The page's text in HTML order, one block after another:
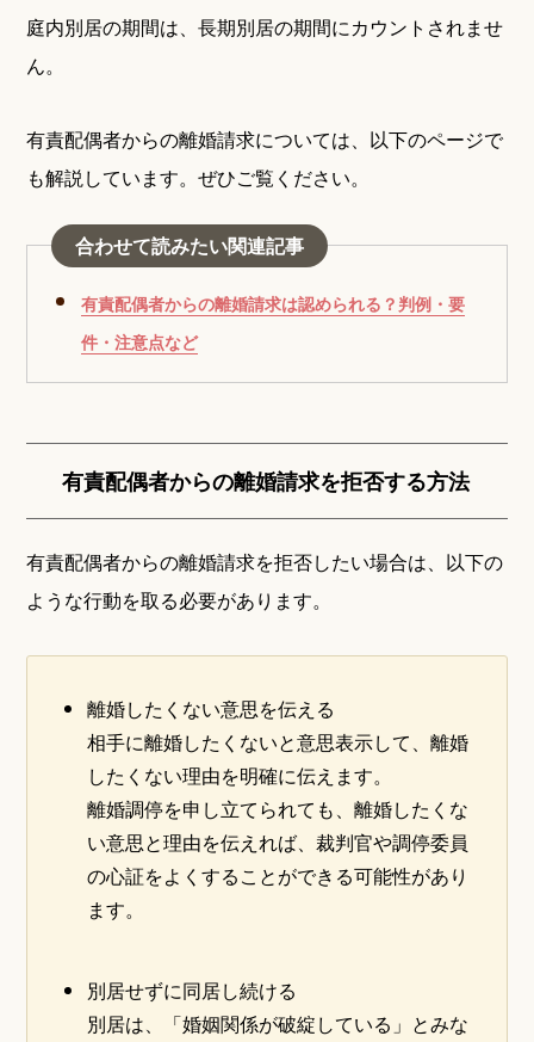
庭内別居の期間は、長期別居の期間にカウントされませ
ん。
有責配偶者からの離婚請求については、以下のページで
も解説しています。ぜひご覧ください。
合わせて読みたい関連記事
有責配偶者からの離婚請求は認められる？判例・要
件・注意点など
有責配偶者からの離婚請求を拒否する方法
有責配偶者からの離婚請求を拒否したい場合は、以下の
ような行動を取る必要があります。
離婚したくない意思を伝える
相手に離婚したくないと意思表示して、離婚
したくない理由を明確に伝えます。
離婚調停を申し立てられても、離婚したくな
い意思と理由を伝えれば、裁判官や調停委員
の心証をよくすることができる可能性があり
ます。
別居せずに同居し続ける
別居は、「婚姻関係が破綻している」とみな